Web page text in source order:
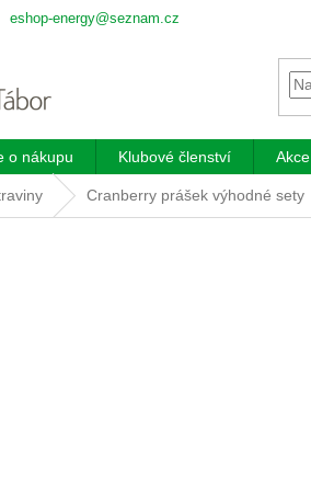
eshop-energy@seznam.cz
o nákupu Klubové členství Akce
Cranberry prášek výhodné sety